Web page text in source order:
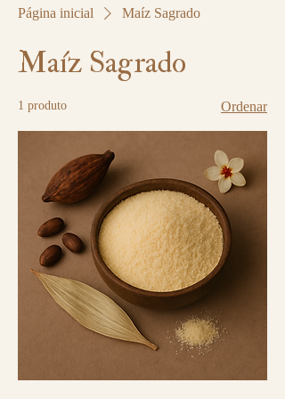
Página inicial Maíz Sagrado
Maíz Sagrado
1 produto Ordenar